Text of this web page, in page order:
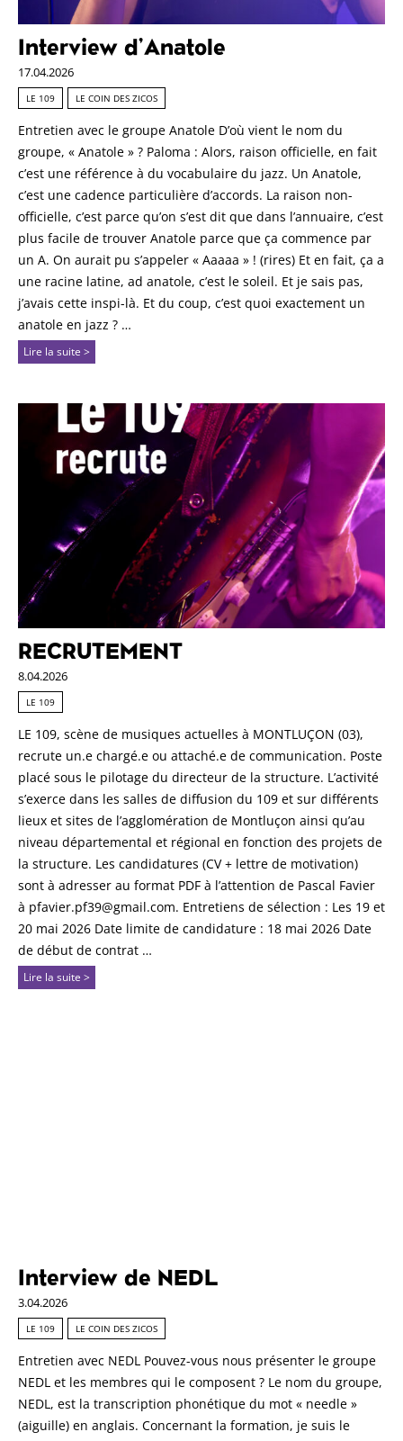
Interview d’Anatole
17.04.2026
LE 109 LE COIN DES ZICOS
Entretien avec le groupe Anatole D’où vient le nom du
groupe, « Anatole » ? Paloma : Alors, raison officielle, en fait
c’est une référence à du vocabulaire du jazz. Un Anatole,
c’est une cadence particulière d’accords. La raison non-
officielle, c’est parce qu’on s’est dit que dans l’annuaire, c’est
plus facile de trouver Anatole parce que ça commence par
un A. On aurait pu s’appeler « Aaaaa » ! (rires) Et en fait, ça a
une racine latine, ad anatole, c’est le soleil. Et je sais pas,
j’avais cette inspi-là. Et du coup, c’est quoi exactement un
anatole en jazz ? …
Lire la suite >
RECRUTEMENT
8.04.2026
LE 109
LE 109, scène de musiques actuelles à MONTLUÇON (03),
recrute un.e chargé.e ou attaché.e de communication. Poste
placé sous le pilotage du directeur de la structure. L’activité
s’exerce dans les salles de diffusion du 109 et sur différents
lieux et sites de l’agglomération de Montluçon ainsi qu’au
niveau départemental et régional en fonction des projets de
la structure. Les candidatures (CV + lettre de motivation)
sont à adresser au format PDF à l’attention de Pascal Favier
à pfavier.pf39@gmail.com. Entretiens de sélection : Les 19 et
20 mai 2026 Date limite de candidature : 18 mai 2026 Date
de début de contrat …
Lire la suite >
Interview de NEDL
3.04.2026
LE 109 LE COIN DES ZICOS
Entretien avec NEDL Pouvez-vous nous présenter le groupe
NEDL et les membres qui le composent ? Le nom du groupe,
NEDL, est la transcription phonétique du mot « needle »
(aiguille) en anglais. Concernant la formation, je suis le